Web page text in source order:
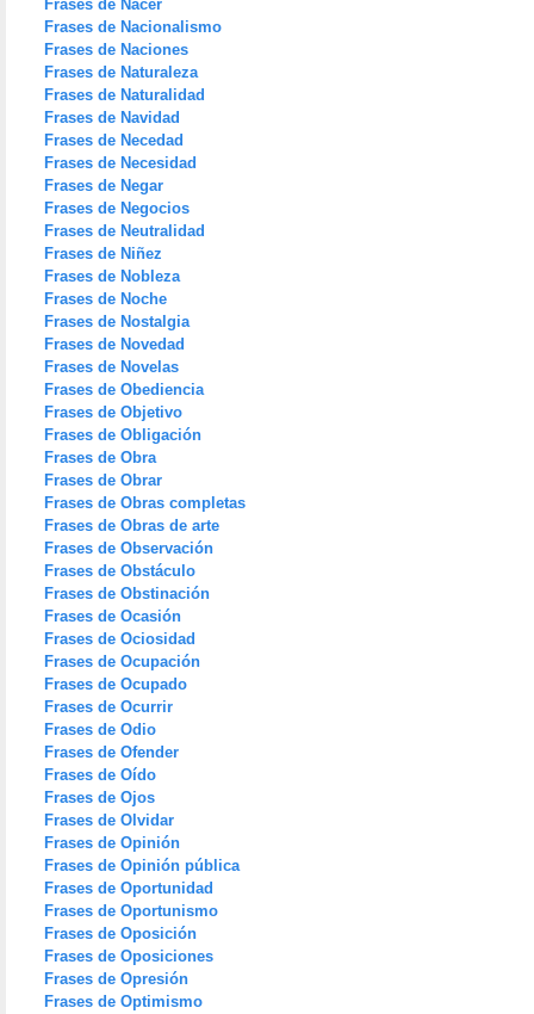
Frases de Nacer
Frases de Nacionalismo
Frases de Naciones
Frases de Naturaleza
Frases de Naturalidad
Frases de Navidad
Frases de Necedad
Frases de Necesidad
Frases de Negar
Frases de Negocios
Frases de Neutralidad
Frases de Niñez
Frases de Nobleza
Frases de Noche
Frases de Nostalgia
Frases de Novedad
Frases de Novelas
Frases de Obediencia
Frases de Objetivo
Frases de Obligación
Frases de Obra
Frases de Obrar
Frases de Obras completas
Frases de Obras de arte
Frases de Observación
Frases de Obstáculo
Frases de Obstinación
Frases de Ocasión
Frases de Ociosidad
Frases de Ocupación
Frases de Ocupado
Frases de Ocurrir
Frases de Odio
Frases de Ofender
Frases de Oído
Frases de Ojos
Frases de Olvidar
Frases de Opinión
Frases de Opinión pública
Frases de Oportunidad
Frases de Oportunismo
Frases de Oposición
Frases de Oposiciones
Frases de Opresión
Frases de Optimismo